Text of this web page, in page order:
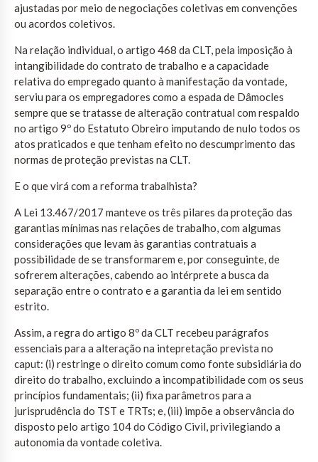
ajustadas por meio de negociações coletivas em convenções
ou acordos coletivos.
Na relação individual, o artigo 468 da CLT, pela imposição à
intangibilidade do contrato de trabalho e a capacidade
relativa do empregado quanto à manifestação da vontade,
serviu para os empregadores como a espada de Dâmocles
sempre que se tratasse de alteração contratual com respaldo
no artigo 9º do Estatuto Obreiro imputando de nulo todos os
atos praticados e que tenham efeito no descumprimento das
normas de proteção previstas na CLT.
E o que virá com a reforma trabalhista?
A Lei 13.467/2017 manteve os três pilares da proteção das
garantias mínimas nas relações de trabalho, com algumas
considerações que levam às garantias contratuais a
possibilidade de se transformarem e, por conseguinte, de
sofrerem alterações, cabendo ao intérprete a busca da
separação entre o contrato e a garantia da lei em sentido
estrito.
Assim, a regra do artigo 8º da CLT recebeu parágrafos
essenciais para a alteração na intepretação prevista no
caput: (i) restringe o direito comum como fonte subsidiária do
direito do trabalho, excluindo a incompatibilidade com os seus
princípios fundamentais; (ii) fixa parâmetros para a
jurisprudência do TST e TRTs; e, (iii) impõe a observância do
disposto pelo artigo 104 do Código Civil, privilegiando a
autonomia da vontade coletiva.